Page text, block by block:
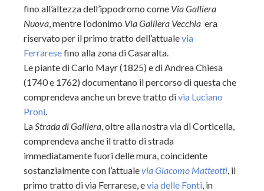
fino all’altezza dell’ippodromo come Via Galliera
Nuova, mentre l’odonimo Via Galliera Vecchia era
riservato per il primo tratto dell’attualevia
Ferraresefino alla zona di Casaralta.
Le piante di Carlo Mayr (1825) e di Andrea Chiesa
(1740 e 1762) documentano il percorso di questa che
comprendeva anche un breve tratto divia Luciano
Proni.
LaStrada di Galliera, oltre alla nostra via di Corticella,
comprendeva anche il tratto di strada
immediatamente fuori delle mura, coincidente
sostanzialmente con l’attualevia Giacomo Matteotti, il
primo tratto divia Ferrarese, evia delle Fonti, in